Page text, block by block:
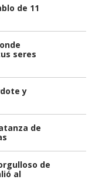
de 11
seres
y
de
de
al